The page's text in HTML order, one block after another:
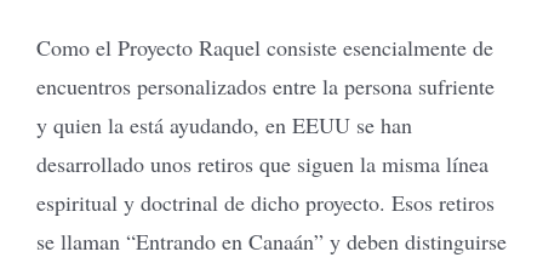
Como el Proyecto Raquel consiste esencialmente de
encuentros personalizados entre la persona sufriente
y quien la está ayudando, en EEUU se han
desarrollado unos retiros que siguen la misma línea
espiritual y doctrinal de dicho proyecto. Esos retiros
se llaman “Entrando en Canaán” y deben distinguirse